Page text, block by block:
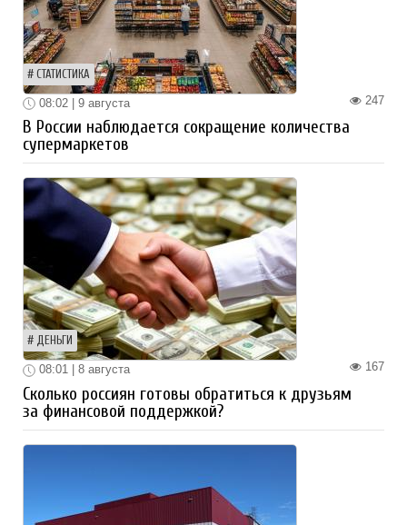
СТАТИСТИКА
247
08:02 | 9 августа
В России наблюдается сокращение количества
супермаркетов
ДЕНЬГИ
167
08:01 | 8 августа
Сколько россиян готовы обратиться к друзьям
за финансовой поддержкой?